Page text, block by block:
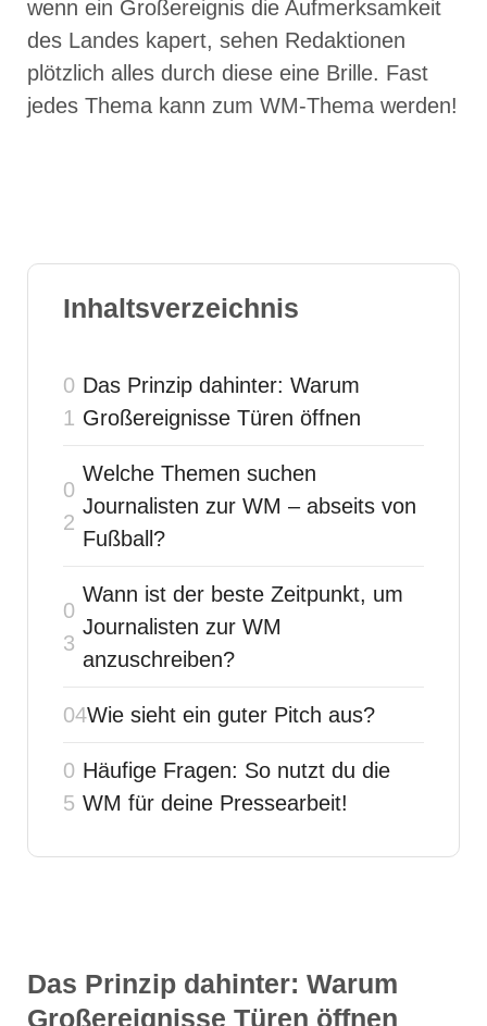
wenn ein Großereignis die Aufmerksamkeit
des Landes kapert, sehen Redaktionen
plötzlich alles durch diese eine Brille. Fast
jedes Thema kann zum WM-Thema werden!
Inhaltsverzeichnis
Das Prinzip dahinter: Warum
Großereignisse Türen öffnen
Welche Themen suchen
Journalisten zur WM – abseits von
Fußball?
Wann ist der beste Zeitpunkt, um
Journalisten zur WM
anzuschreiben?
Wie sieht ein guter Pitch aus?
Häufige Fragen: So nutzt du die
WM für deine Pressearbeit!
Das Prinzip dahinter: Warum
Großereignisse Türen öffnen